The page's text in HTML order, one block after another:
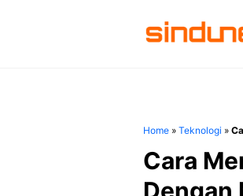
Home » Teknologi »
Cara